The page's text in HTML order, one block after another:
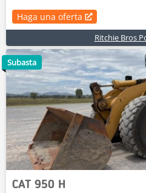
Haga una oferta
Ritchie Bros
CAT 950 H
Subasta